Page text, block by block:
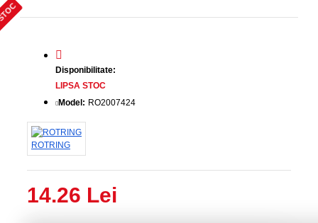
14.26 Lei
Disponibilitate:
LIPSA STOC
Model: RO2007424
ROTRING